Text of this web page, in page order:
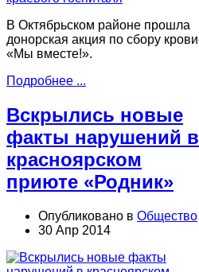
В Октябрьском районе прошла
донорская акция по сбору крови
«Мы вместе!».
Подробнее ...
Вскрылись новые
факты нарушений в
красноярском
приюте «Родник»
Опубликовано в Общество
30 Апр 2014